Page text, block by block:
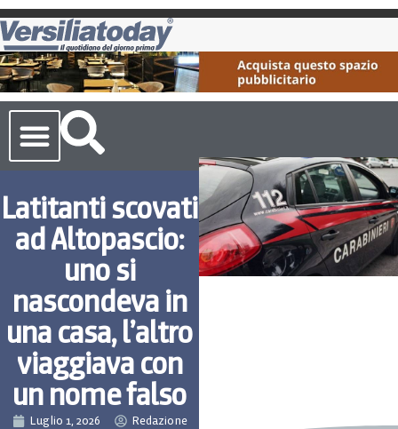
Latitanti scovati
ad Altopascio:
uno si
nascondeva in
una casa, l’altro
viaggiava con
un nome falso
Luglio 1, 2026 Redazione